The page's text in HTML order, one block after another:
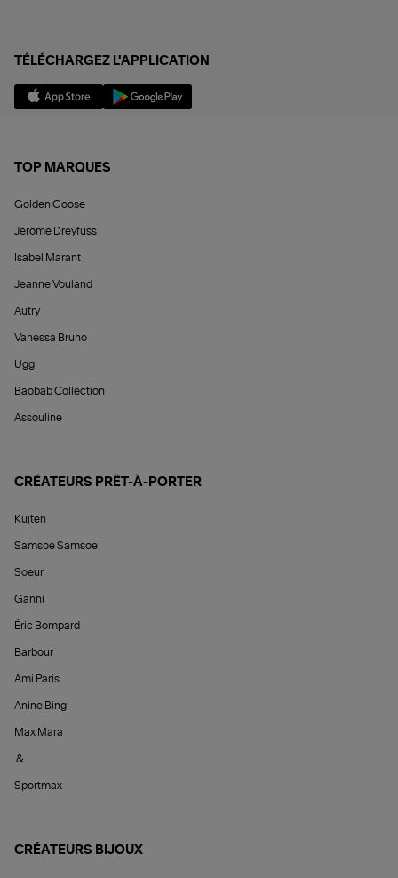
TÉLÉCHARGEZ L'APPLICATION
TOP MARQUES
Golden Goose
Jérôme Dreyfuss
Isabel Marant
Jeanne Vouland
Autry
Vanessa Bruno
Ugg
Baobab Collection
Assouline
CRÉATEURS PRÊT-À-PORTER
Kujten
Samsoe Samsoe
Soeur
Ganni
Éric Bompard
Barbour
Ami Paris
Anine Bing
Max Mara
&
Sportmax
CRÉATEURS BIJOUX